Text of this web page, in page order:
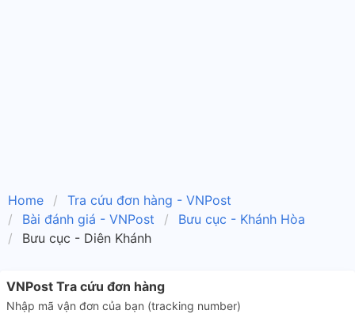
Home
Tra cứu đơn hàng - VNPost
Bài đánh giá - VNPost
Bưu cục - Khánh Hòa
Bưu cục - Diên Khánh
VNPost Tra cứu đơn hàng
Nhập mã vận đơn của bạn (tracking number)